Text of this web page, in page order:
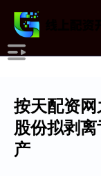
按天配资
股份拟剥
产